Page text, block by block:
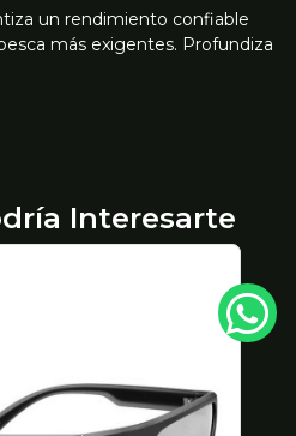
un rendimiento confiable
más exigentes. Profundiza
Interesarte